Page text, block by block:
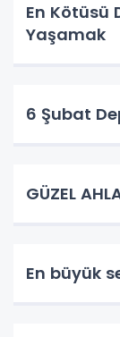
En Kötüsü
Yaşamak
6 Şubat
GÜZEL
En büyük